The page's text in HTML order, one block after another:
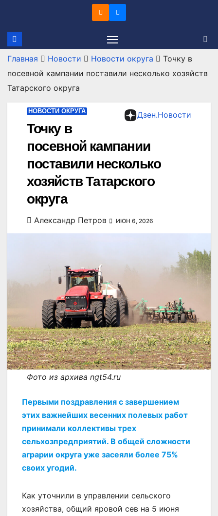
содержимому
Главная Новости Новости округа
Точку в
посевной кампании поставили несколько хозяйств
Татарского округа
Дзен.Новости
НОВОСТИ ОКРУГА
Точку в
посевной кампании
поставили несколько
хозяйств Татарского
округа
Александр Петров ИЮН 6, 2026
Фото из архива ngt54.ru
Первыми поздравления с завершением
этих важнейших весенних полевых работ
принимали коллективы трех
сельхозпредприятий. В общей сложности
аграрии округа уже засеяли более 75%
своих угодий.
Как уточнили в управлении сельского
хозяйства, общий яровой сев на 5 июня